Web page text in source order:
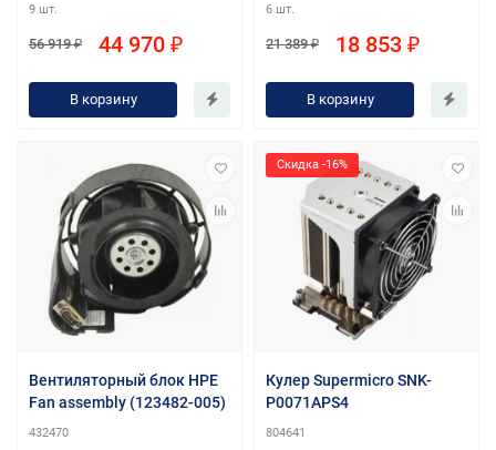
9 шт.
56 919 ₽ 44 970 ₽
В корзину
6 шт.
21 389 ₽ 18 853 ₽
В корзину
Вентиляторный блок HPE
Fan assembly (123482-005)
432470
Скидка -16%
Кулер Supermicro SNK-
P0071APS4
804641